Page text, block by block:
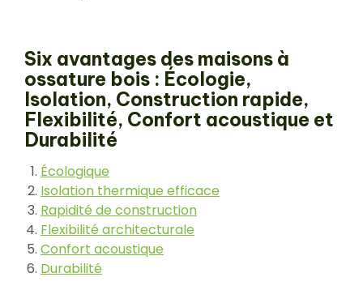
Six avantages des maisons à
ossature bois : Écologie,
Isolation, Construction rapide,
Flexibilité, Confort acoustique et
Durabilité
Écologique
Isolation thermique efficace
Rapidité de construction
Flexibilité architecturale
Confort acoustique
Durabilité